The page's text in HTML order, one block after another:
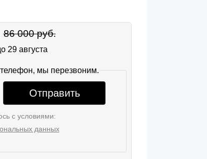
86 000 руб.
29 августа
мы перезвоним.
Отправить
с условиями:
данных